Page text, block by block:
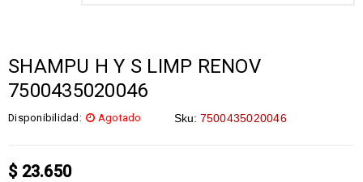
SHAMPU H Y S LIMP RENOV
7500435020046
Disponibilidad: Agotado Sku: 7500435020046
$23.650